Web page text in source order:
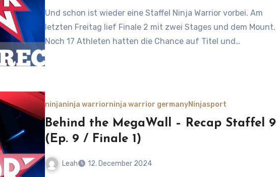
No
Comments
Und schon ist wieder eine Staffel Ninja Warrior vorbei. Am
letzten Freitag lief Finale 2 mit zwei Stages und dem Mount.
Noch 17 Athleten hatten die Chance auf Titel und…
ninjaninja warriorninja warrior germanyNinjasport
Behind the MegaWall – Recap Staffel 9
(Ep. 9 / Finale 1)
Leah 12. December 2024